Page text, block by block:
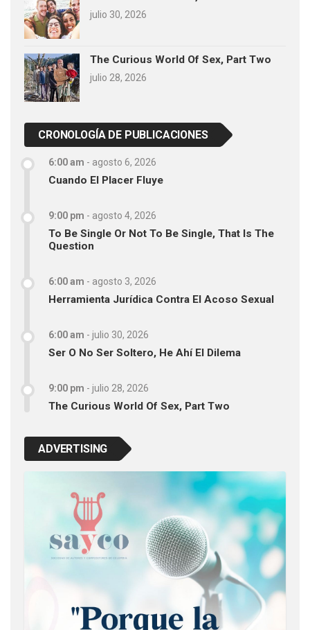
julio 30, 2026
The Curious World Of Sex, Part Two
julio 28, 2026
CRONOLOGÍA DE PUBLICACIONES
6:00 am - agosto 6, 2026
Cuando El Placer Fluye
9:00 pm - agosto 4, 2026
To Be Single Or Not To Be Single, That Is The
Question
6:00 am - agosto 3, 2026
Herramienta Jurídica Contra El Acoso Sexual
6:00 am - julio 30, 2026
Ser O No Ser Soltero, He Ahí El Dilema
9:00 pm - julio 28, 2026
The Curious World Of Sex, Part Two
ADVERTISING